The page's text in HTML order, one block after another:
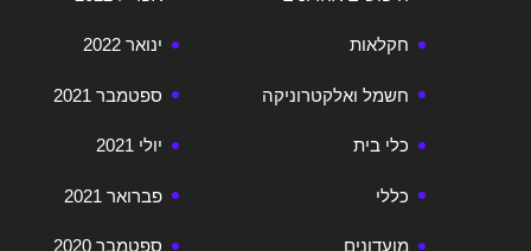
ינואר 2022
ספטמבר 2021
יולי 2021
פברואר 2021
ספטמבר 2020
חקלאות
חשמל ואלקטרוניקה
כלי בית
כללי
מועדונים